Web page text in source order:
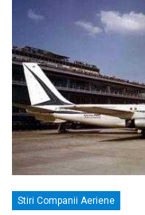
Stiri Companii Aeriene